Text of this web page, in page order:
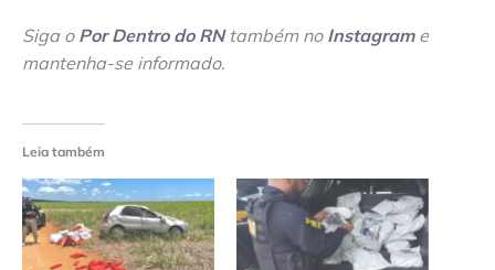
Siga o Por Dentro do RNtambém no Instagrame
mantenha-se informado.
Leia também